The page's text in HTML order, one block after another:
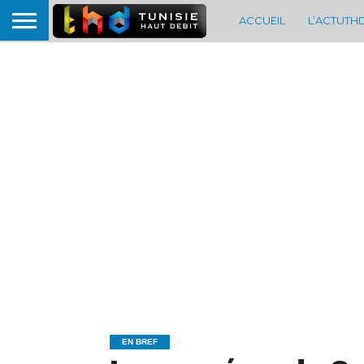
ACCUEIL
EN BREF